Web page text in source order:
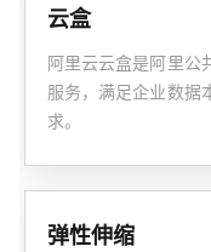
云盒
阿里云云盒是阿里公
服务，满足企业数据
求。
弹性伸缩